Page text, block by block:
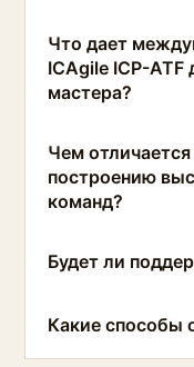
Что дает
ICAgile ICP-
мастера?
Чем отличается
построению
команд?
Будет ли
Какие способы